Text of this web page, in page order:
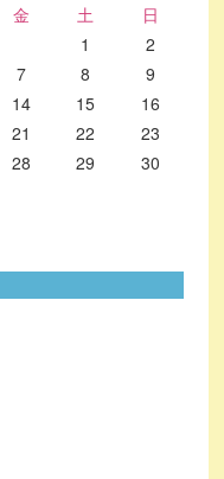
金 土
日
1
2
7 8
9
14 15
16
21 22
23
28 29
30